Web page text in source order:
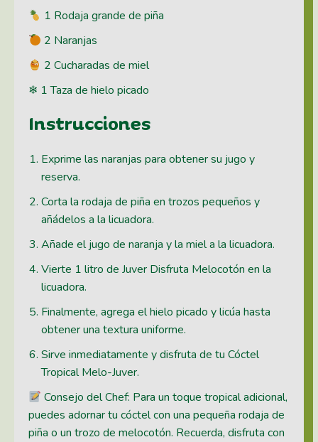
1 Rodaja grande de piña
2 Naranjas
2 Cucharadas de miel
❄ 1 Taza de hielo picado
Instrucciones
Exprime las naranjas para obtener su jugo y
reserva.
Corta la rodaja de piña en trozos pequeños y
añádelos a la licuadora.
Añade el jugo de naranja y la miel a la licuadora.
Vierte 1 litro de Juver Disfruta Melocotón en la
licuadora.
Finalmente, agrega el hielo picado y licúa hasta
obtener una textura uniforme.
Sirve inmediatamente y disfruta de tu Cóctel
Tropical Melo-Juver.
Consejo del Chef: Para un toque tropical adicional,
puedes adornar tu cóctel con una pequeña rodaja de
piña o un trozo de melocotón. Recuerda, disfruta con